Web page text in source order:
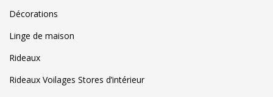
Décorations
Linge de maison
Rideaux
Rideaux Voilages Stores d’intérieur